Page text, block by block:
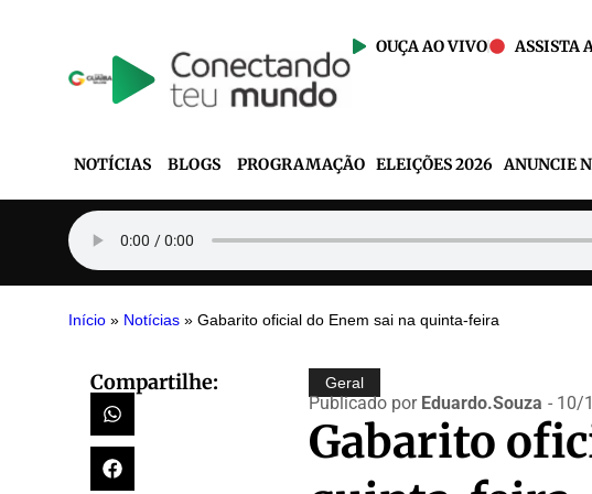
OUÇA AO VIVO ASSISTA
NOTÍCIAS BLOGS PROGRAMAÇÃO ELEIÇÕES 2026 ANUNCIE
Início » Notícias » Gabarito oficial do Enem sai na quinta-feira
Compartilhe: Geral
Publicado porEduardo.Souza - 10/
Gabarito